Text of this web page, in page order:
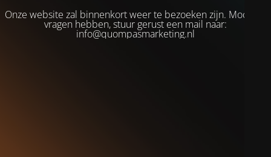
Onze website zal binnenkort weer te bezoeken zijn. Mocht je
vragen hebben, stuur gerust een mail naar:
info@quompasmarketing.nl